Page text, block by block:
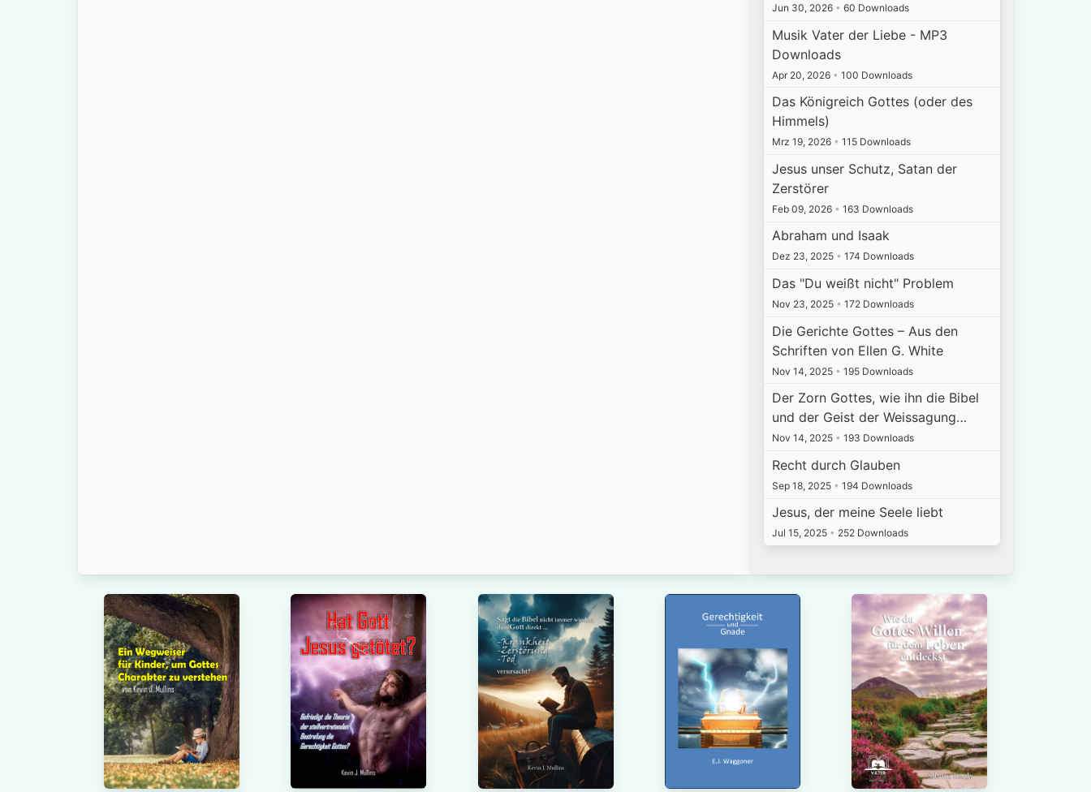
Jun 30, 2026 • 60 Downloads
Musik Vater der Liebe - MP3
Downloads
Apr 20, 2026 • 100 Downloads
Das Königreich Gottes (oder des
Himmels)
Mrz 19, 2026 • 115 Downloads
Jesus unser Schutz, Satan der
Zerstörer
Feb 09, 2026 • 163 Downloads
Abraham und Isaak
Dez 23, 2025 • 174 Downloads
Das "Du weißt nicht" Problem
Nov 23, 2025 • 172 Downloads
Die Gerichte Gottes – Aus den
Schriften von Ellen G. White
Nov 14, 2025 • 195 Downloads
Der Zorn Gottes, wie ihn die Bibel
und der Geist der Weissagung…
Nov 14, 2025 • 193 Downloads
Recht durch Glauben
Sep 18, 2025 • 194 Downloads
Jesus, der meine Seele liebt
Jul 15, 2025 • 252 Downloads